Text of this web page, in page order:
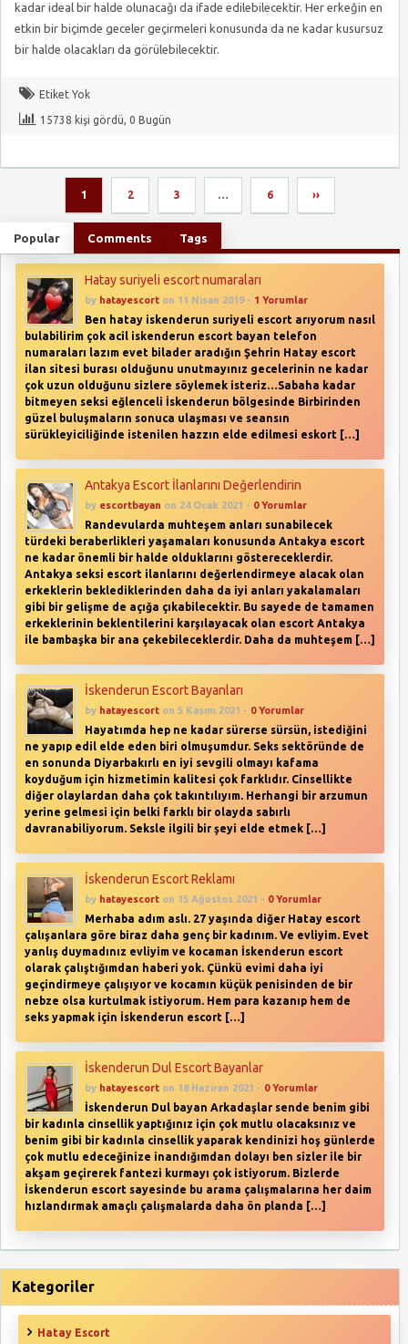
kadar ideal bir halde olunacağı da ifade edilebilecektir. Her erkeğin en
etkin bir biçimde geceler geçirmeleri konusunda da ne kadar kusursuz
bir halde olacakları da görülebilecektir.
Etiket Yok
15738 kişi gördü, 0 Bugün
1 2 3 … 6 ››
Popular Comments Tags
Hatay suriyeli escort numaraları
by hatayescort on 11 Nisan 2019 - 1 Yorumlar
Ben hatay iskenderun suriyeli escort arıyorum nasıl
bulabilirim çok acil iskenderun escort bayan telefon
numaraları lazım evet bilader aradığın Şehrin Hatay escort
ilan sitesi burası olduğunu unutmayınız gecelerinin ne kadar
çok uzun olduğunu sizlere söylemek isteriz…Sabaha kadar
bitmeyen seksi eğlenceli İskenderun bölgesinde Birbirinden
güzel buluşmaların sonuca ulaşması ve seansın
sürükleyiciliğinde istenilen hazzın elde edilmesi eskort […]
Antakya Escort İlanlarını Değerlendirin
by escortbayan on 24 Ocak 2021 - 0 Yorumlar
Randevularda muhteşem anları sunabilecek
türdeki beraberlikleri yaşamaları konusunda Antakya escort
ne kadar önemli bir halde olduklarını göstereceklerdir.
Antakya seksi escort ilanlarını değerlendirmeye alacak olan
erkeklerin beklediklerinden daha da iyi anları yakalamaları
gibi bir gelişme de açığa çıkabilecektir. Bu sayede de tamamen
erkeklerinin beklentilerini karşılayacak olan escort Antakya
ile bambaşka bir ana çekebileceklerdir. Daha da muhteşem […]
İskenderun Escort Bayanları
by hatayescort on 5 Kasım 2021 - 0 Yorumlar
Hayatımda hep ne kadar sürerse sürsün, istediğini
ne yapıp edil elde eden biri olmuşumdur. Seks sektöründe de
en sonunda Diyarbakırlı en iyi sevgili olmayı kafama
koyduğum için hizmetimin kalitesi çok farklıdır. Cinsellikte
diğer olaylardan daha çok takıntılıyım. Herhangi bir arzumun
yerine gelmesi için belki farklı bir olayda sabırlı
davranabiliyorum. Seksle ilgili bir şeyi elde etmek […]
İskenderun Escort Reklamı
by hatayescort on 15 Ağustos 2021 - 0 Yorumlar
Merhaba adım aslı. 27 yaşında diğer Hatay escort
çalışanlara göre biraz daha genç bir kadınım. Ve evliyim. Evet
yanlış duymadınız evliyim ve kocaman İskenderun escort
olarak çalıştığımdan haberi yok. Çünkü evimi daha iyi
geçindirmeye çalışıyor ve kocamın küçük penisinden de bir
nebze olsa kurtulmak istiyorum. Hem para kazanıp hem de
seks yapmak için İskenderun escort […]
İskenderun Dul Escort Bayanlar
by hatayescort on 18 Haziran 2021 - 0 Yorumlar
İskenderun Dul bayan Arkadaşlar sende benim gibi
bir kadınla cinsellik yaptığınız için çok mutlu olacaksınız ve
benim gibi bir kadınla cinsellik yaparak kendinizi hoş günlerde
çok mutlu edeceğinize inandığımdan dolayı ben sizler ile bir
akşam geçirerek fantezi kurmayı çok istiyorum. Bizlerde
İskenderun escort sayesinde bu arama çalışmalarına her daim
hızlandırmak amaçlı çalışmalarda daha ön planda […]
Kategoriler
Hatay Escort